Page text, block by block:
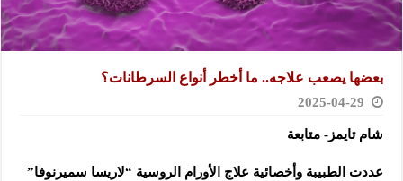
بعضها يصعب علاجه.. ما أخطر أنواع السرطانات؟
2025-04-29
شام تايمز- متابعة
عددت الطبيبة وأخصائية علاج الأورام الروسية “لاريسا سميرنوفا”